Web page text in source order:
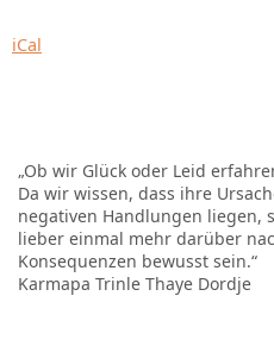
iCal
„Ob wir Glück oder Leid
Da wir wissen, dass ihre
negativen Handlungen liegen,
lieber einmal mehr darüber
Konsequenzen bewusst sein.“
Karmapa Trinle Thaye Dordje